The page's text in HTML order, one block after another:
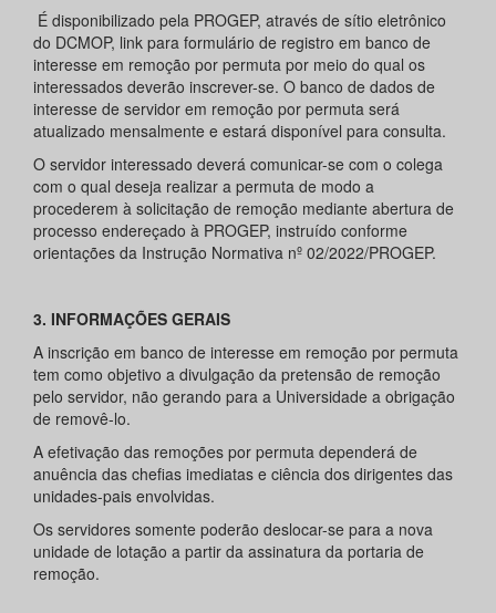
É disponibilizado pela PROGEP, através de sítio eletrônico
do DCMOP, link para formulário de registro em banco de
interesse em remoção por permuta por meio do qual os
interessados deverão inscrever-se. O banco de dados de
interesse de servidor em remoção por permuta será
atualizado mensalmente e estará disponível para consulta.
O servidor interessado deverá comunicar-se com o colega
com o qual deseja realizar a permuta de modo a
procederem à solicitação de remoção mediante abertura de
processo endereçado à PROGEP, instruído conforme
orientações da Instrução Normativa nº 02/2022/PROGEP.
3. INFORMAÇÕES GERAIS
A inscrição em banco de interesse em remoção por permuta
tem como objetivo a divulgação da pretensão de remoção
pelo servidor, não gerando para a Universidade a obrigação
de removê-lo.
A efetivação das remoções por permuta dependerá de
anuência das chefias imediatas e ciência dos dirigentes das
unidades-pais envolvidas.
Os servidores somente poderão deslocar-se para a nova
unidade de lotação a partir da assinatura da portaria de
remoção.